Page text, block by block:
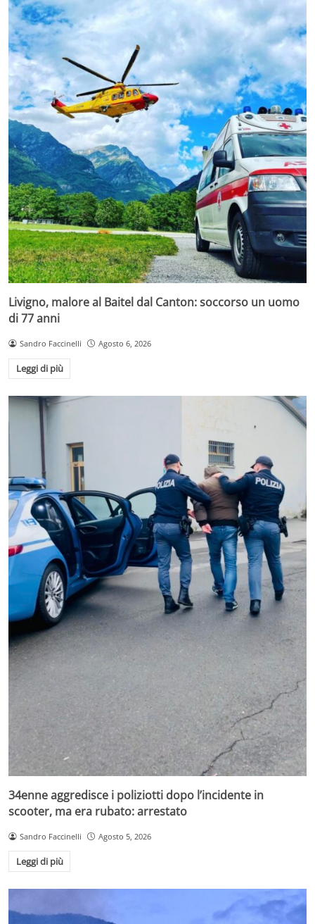
Livigno, malore al Baitel dal Canton: soccorso un uomo
di 77 anni
Sandro Faccinelli Agosto 6, 2026
Leggi di più
34enne aggredisce i poliziotti dopo l’incidente in
scooter, ma era rubato: arrestato
Sandro Faccinelli Agosto 5, 2026
Leggi di più